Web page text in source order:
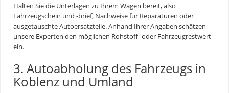
Halten Sie die Unterlagen zu Ihrem Wagen bereit, also
Fahrzeugschein und -brief, Nachweise für Reparaturen oder
ausgetauschte Autoersatzteile. Anhand Ihrer Angaben schätzen
unsere Experten den möglichen Rohstoff- oder Fahrzeugrestwert
ein.
3. Autoabholung des Fahrzeugs in
Koblenz und Umland